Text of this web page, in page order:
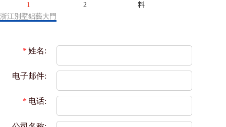
1 2 料
浙江別墅鋁藝大門
* 姓名:
电子邮件:
* 电话: